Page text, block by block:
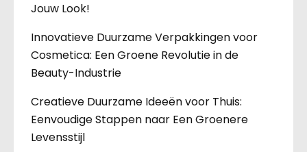
Jouw Look!
Innovatieve Duurzame Verpakkingen voor
Cosmetica: Een Groene Revolutie in de
Beauty-Industrie
Creatieve Duurzame Ideeën voor Thuis:
Eenvoudige Stappen naar Een Groenere
Levensstijl